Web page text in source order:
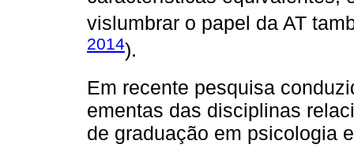
vislumbrar o papel da AT
2014).
Em recente pesquisa
ementas das disciplinas
de graduação em psicologia